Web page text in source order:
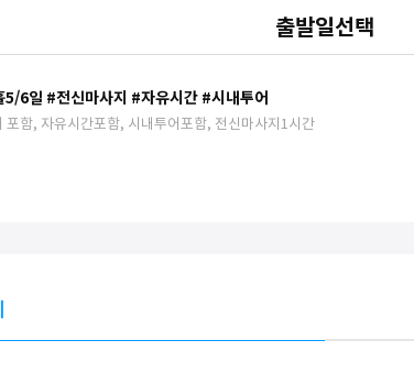
출발일선택
6일 #전신마사지 #자유시간 #시내투어
함, 자유시간포함, 시내투어포함, 전신마사지1시간